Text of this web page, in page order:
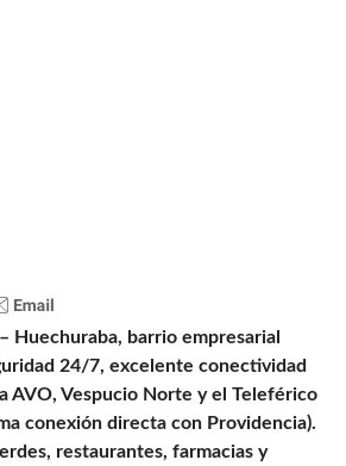
Huechuraba, barrio empresarial
24/7, excelente conectividad
AVO, Vespucio Norte y el Teleférico
conexión directa con Providencia).
restaurantes, farmacias y